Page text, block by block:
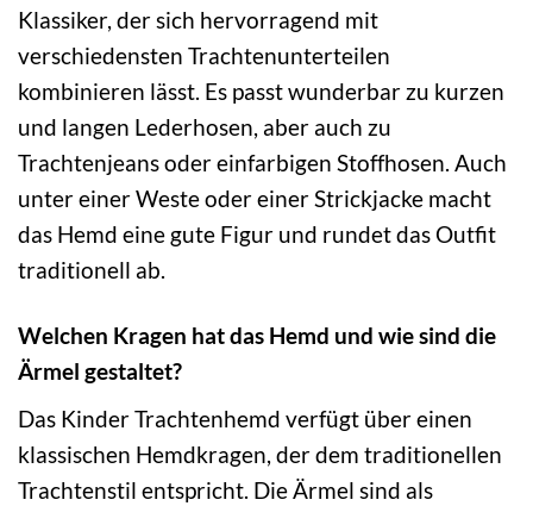
Klassiker, der sich hervorragend mit
verschiedensten Trachtenunterteilen
kombinieren lässt. Es passt wunderbar zu kurzen
und langen Lederhosen, aber auch zu
Trachtenjeans oder einfarbigen Stoffhosen. Auch
unter einer Weste oder einer Strickjacke macht
das Hemd eine gute Figur und rundet das Outfit
traditionell ab.
Welchen Kragen hat das Hemd und wie sind die
Ärmel gestaltet?
Das Kinder Trachtenhemd verfügt über einen
klassischen Hemdkragen, der dem traditionellen
Trachtenstil entspricht. Die Ärmel sind als